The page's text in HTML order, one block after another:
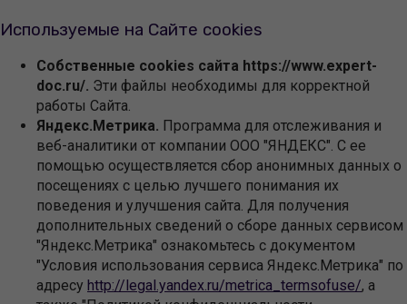
Используемые на Сайте cookies
Собственные cookies сайта https://www.expert-
doc.ru/. Эти файлы необходимы для корректной
работы Сайта.
Яндекс.Метрика. Программа для отслеживания и
веб-аналитики от компании ООО "ЯНДЕКС". С ее
помощью осуществляется сбор анонимных данных о
посещениях с целью лучшего понимания их
поведения и улучшения сайта. Для получения
дополнительных сведений о сборе данных сервисом
"Яндекс.Метрика" ознакомьтесь с документом
"Условия использования сервиса Яндекс.Метрика" по
адресу http://legal.yandex.ru/metrica_termsofuse/, а